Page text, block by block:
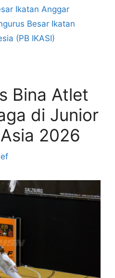
Ikatan Anggar
Besar Ikatan
(PB IKASI)
Bina Atlet
di Junior
2026